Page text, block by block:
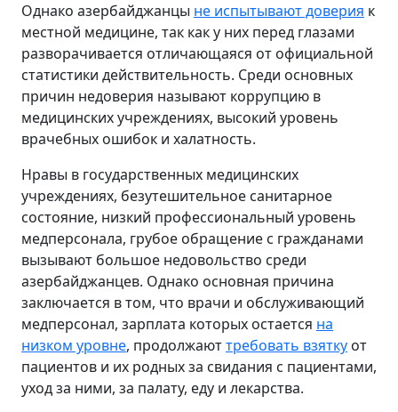
Однако азербайджанцы не испытывают доверия к
местной медицине, так как у них перед глазами
разворачивается отличающаяся от официальной
статистики действительность. Среди основных
причин недоверия называют коррупцию в
медицинских учреждениях, высокий уровень
врачебных ошибок и халатность.
Нравы в государственных медицинских
учреждениях, безутешительное санитарное
состояние, низкий профессиональный уровень
медперсонала, грубое обращение с гражданами
вызывают большое недовольство среди
азербайджанцев. Однако основная причина
заключается в том, что врачи и обслуживающий
медперсонал, зарплата которых остается на
низком уровне, продолжаюттребовать взятку от
пациентов и их родных за свидания с пациентами,
уход за ними, за палату, еду и лекарства.